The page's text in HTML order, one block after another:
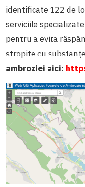
identificate 122 de
serviciile
pentru a evita
stropite cu
ambroziei aici: